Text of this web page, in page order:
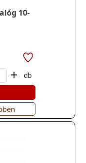
10-
+
db